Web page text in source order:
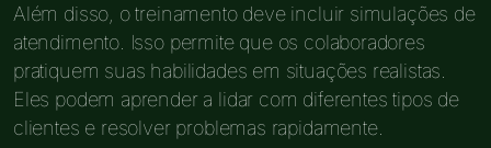
Além disso, o treinamento deve incluir simulações de
atendimento. Isso permite que os colaboradores
pratiquem suas habilidades em situações realistas.
Eles podem aprender a lidar com diferentes tipos de
clientes e resolver problemas rapidamente.